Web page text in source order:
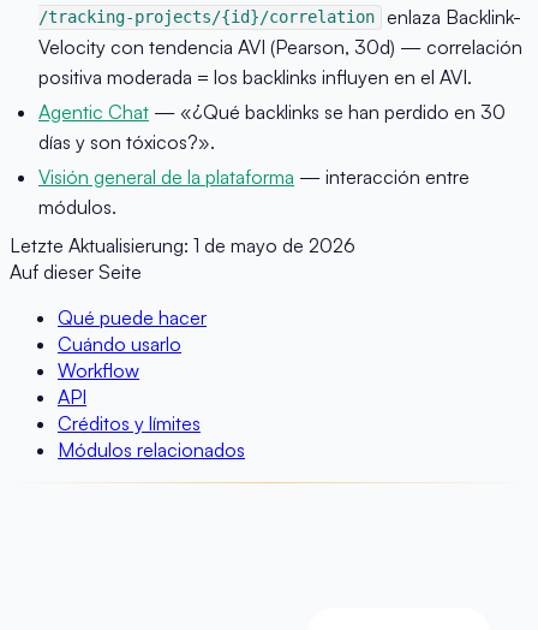
/tracking-projects/{id}/correlation
enlaza Backlink-
Velocity con tendencia AVI (Pearson, 30d) — correlación
positiva moderada = los backlinks influyen en el AVI.
Agentic Chat — «¿Qué backlinks se han perdido en 30
días y son tóxicos?».
Visión general de la plataforma — interacción entre
módulos.
Letzte Aktualisierung: 1 de mayo de 2026
Auf dieser Seite
Qué puede hacer
Cuándo usarlo
Workflow
API
Créditos y límites
Módulos relacionados